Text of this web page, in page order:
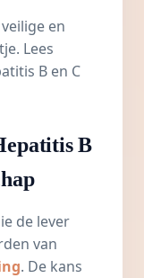
en
Lees
B en C
B
de lever
van
. De kans